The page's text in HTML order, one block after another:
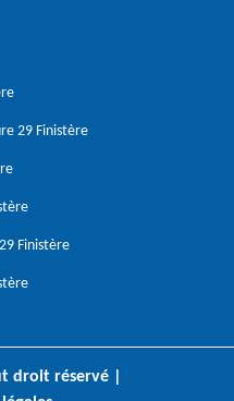
29 Finistère
Finistère
droit réservé |